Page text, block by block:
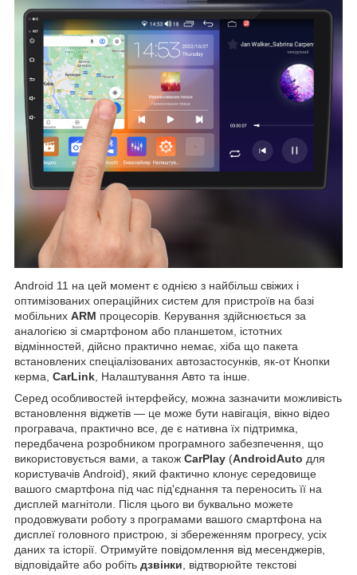
Android 11 на цей момент є однією з найбільш свіжих і
оптимізованих операційних систем для пристроїв на базі
мобільних ARM процесорів. Керування здійснюється за
аналогією зі смартфоном або планшетом, істотних
відмінностей, дійсно практично немає, хіба що пакета
встановлених спеціалізованих автозастосунків, як-от Кнопки
керма, CarLink, Налаштування Авто та інше.
Серед особливостей інтерфейсу, можна зазначити можливість
встановлення віджетів — це може бути навігація, вікно відео
програвача, практично все, де є нативна їх підтримка,
передбачена розробником програмного забезпечення, що
використовується вами, а також CarPlay (AndroidAuto для
користувачів Android), який фактично клонує середовище
вашого смартфона під час під'єднання та переносить її на
дисплей магнітоли. Після цього ви буквально можете
продовжувати роботу з програмами вашого смартфона на
дисплеї головного пристрою, зі збереженням прогресу, усіх
даних та історії. Отримуйте повідомлення від месенджерів,
відповідайте або робіть дзвінки, відтворюйте текстові